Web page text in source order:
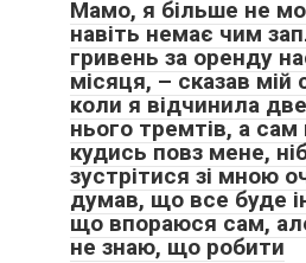
Мамо, я більше не
навіть немає чим
гривень за оренду
місяця, – сказав мій
коли я відчинила
нього тремтів, а сам
кудись повз мене,
зустрітися зі мною
думав, що все буде
що впораюся сам,
не знаю, що робити